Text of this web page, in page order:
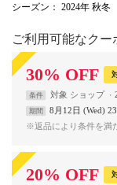
シーズン ： 2024年 秋冬
ご利用可能なクー
30% OFF
条件 対象 ショップ
期間 8月12日 (Wed)
※返品により条件を満
20% OFF